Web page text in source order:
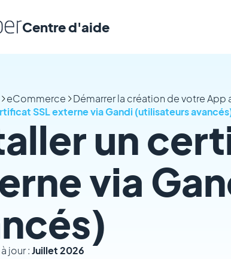
Centre d'aide
eCommerce Démarrer la création de votre
SSL externe via Gandi (utilisateurs
un
via
jour :Juillet 2026